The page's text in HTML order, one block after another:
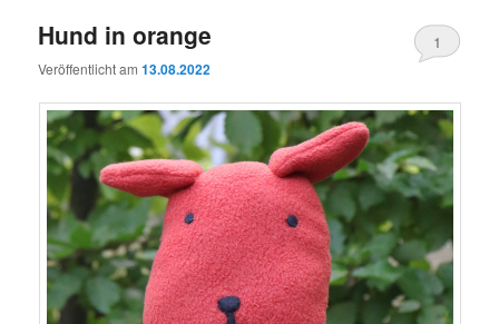
Hund in orange
Veröffentlicht am13.08.2022
1